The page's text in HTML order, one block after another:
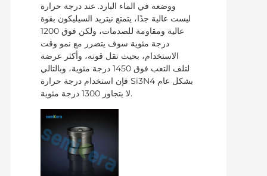
ووضعه في الماء البارد. عند درجة حرارة
ليست عالية جدًا، يتمتع نيتريد السيليكون بقوة
عالية ومقاومة للصدمات، ولكن فوق 1200
درجة مئوية سوف يتضرر مع نمو وقت
الاستخدام، بحيث تقل قوته، وأكثر عرضة
لتلف التعب فوق 1450 درجة مئوية، وبالتالي
فإن استخدام درجة حرارة Si3N4 بشكل عام
لا يتجاوز 1300 درجة مئوية.